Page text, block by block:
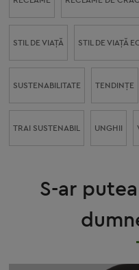
STIL DE VIAŢĂ STIL DE VIAŢĂ
SUSTENABILITATE TENDINȚE
TRAI SUSTENABIL UNGHII
S-ar